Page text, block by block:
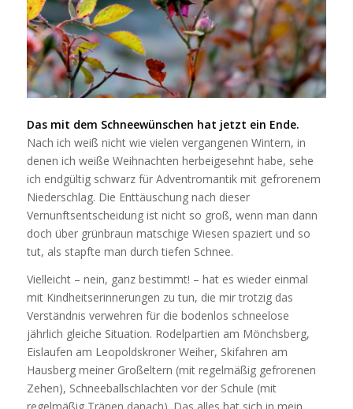
Das mit dem Schneewünschen hat jetzt ein Ende.
Nach ich weiß nicht wie vielen vergangenen Wintern, in
denen ich weiße Weihnachten herbeigesehnt habe, sehe
ich endgültig schwarz für Adventromantik mit gefrorenem
Niederschlag. Die Enttäuschung nach dieser
Vernunftsentscheidung ist nicht so groß, wenn man dann
doch über grünbraun matschige Wiesen spaziert und so
tut, als stapfte man durch tiefen Schnee.
Vielleicht – nein, ganz bestimmt! – hat es wieder einmal
mit Kindheitserinnerungen zu tun, die mir trotzig das
Verständnis verwehren für die bodenlos schneelose
jährlich gleiche Situation. Rodelpartien am Mönchsberg,
Eislaufen am Leopoldskroner Weiher, Skifahren am
Hausberg meiner Großeltern (mit regelmäßig gefrorenen
Zehen), Schneeballschlachten vor der Schule (mit
regelmäßig Tränen danach). Das alles hat sich in mein